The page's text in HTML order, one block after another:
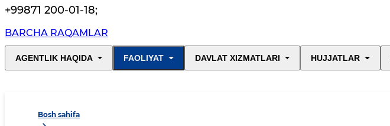
+99871 200-01-18;
BARCHA RAQAMLAR
AGENTLIK HAQIDA FAOLIYAT DAVLAT XIZMATLARI HUJJATLAR
Bosh sahifa